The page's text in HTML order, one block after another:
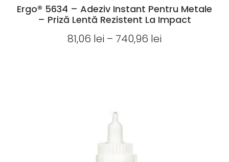
Ergo® 5634 – Adeziv Instant Pentru Metale
– Priză Lentă Rezistent La Impact
81,06 lei – 740,96 lei